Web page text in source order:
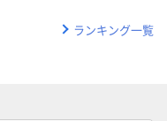
ランキング一覧